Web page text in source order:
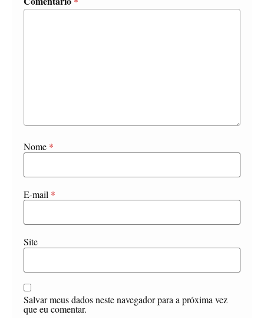
Nome *
E-mail *
Site
Salvar meus dados neste navegador para a próxima vez
que eu comentar.